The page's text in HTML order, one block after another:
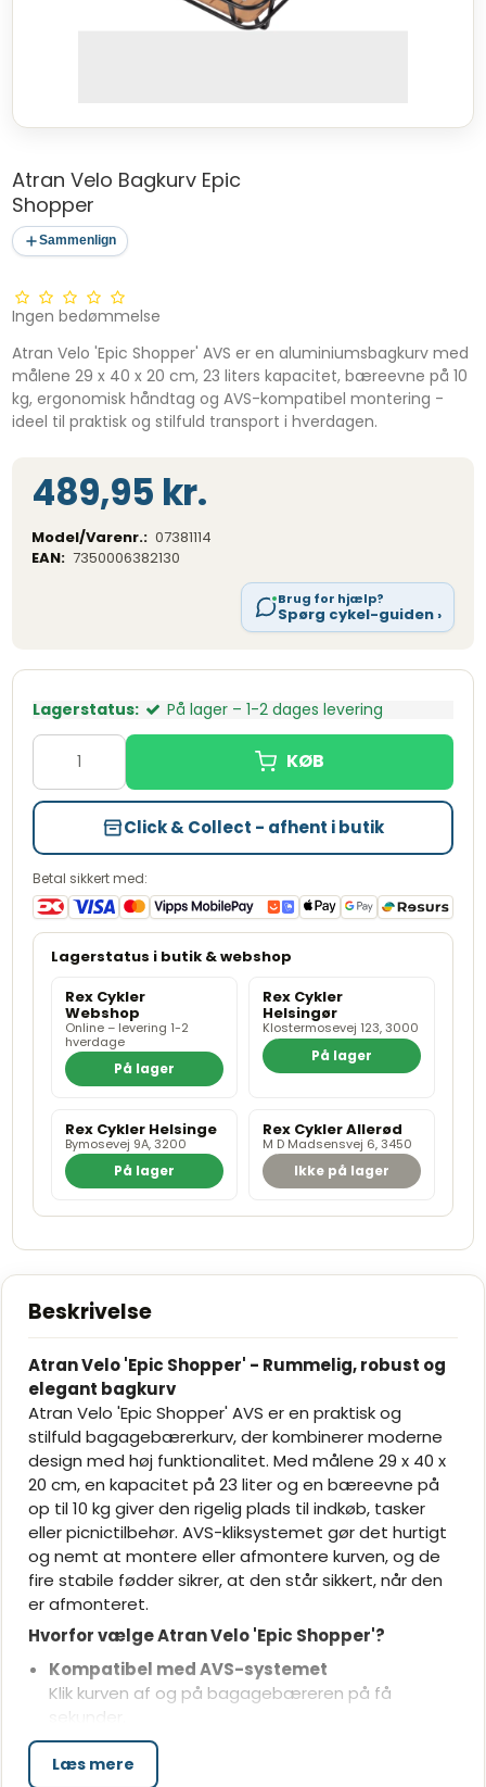
Atran Velo Bagkurv Epic
Shopper
Sammenlign
Ingen bedømmelse
Atran Velo 'Epic Shopper' AVS er en aluminiumsbagkurv med
målene 29 x 40 x 20 cm, 23 liters kapacitet, bæreevne på 10
kg, ergonomisk håndtag og AVS-kompatibel montering -
ideel til praktisk og stilfuld transport i hverdagen.
489,95 kr.
Model/Varenr.: 07381114
EAN: 7350006382130
Brug for hjælp?
Spørg cykel-guiden ›
Lagerstatus: På lager – 1-2 dages levering
Click & Collect - afhent i butik
Betal sikkert med:
Rex Cykler
Webshop
Online – levering 1-2
hverdage
På lager
Rex Cykler
Helsingør
Klostermosevej 123, 3000
På lager
Rex Cykler Helsinge
Bymosevej 9A, 3200
På lager
Rex Cykler Allerød
M D Madsensvej 6, 3450
Ikke på lager
Beskrivelse
Atran Velo 'Epic Shopper' - Rummelig, robust og
elegant bagkurv
Atran Velo 'Epic Shopper' AVS er en praktisk og
stilfuld bagagebærerkurv, der kombinerer moderne
design med høj funktionalitet. Med målene 29 x 40 x
20 cm, en kapacitet på 23 liter og en bæreevne på
op til 10 kg giver den rigelig plads til indkøb, tasker
eller picnictilbehør. AVS-kliksystemet gør det hurtigt
og nemt at montere eller afmontere kurven, og de
fire stabile fødder sikrer, at den står sikkert, når den
er afmonteret.
Hvorfor vælge Atran Velo 'Epic Shopper'?
Kompatibel med AVS-systemet
Klik kurven af og på bagagebæreren på få
sekunder.
Rummelig kapacitet på 23 liter
Ideel til alt fra dagligvarer til fritidsgrej.
Læs mere